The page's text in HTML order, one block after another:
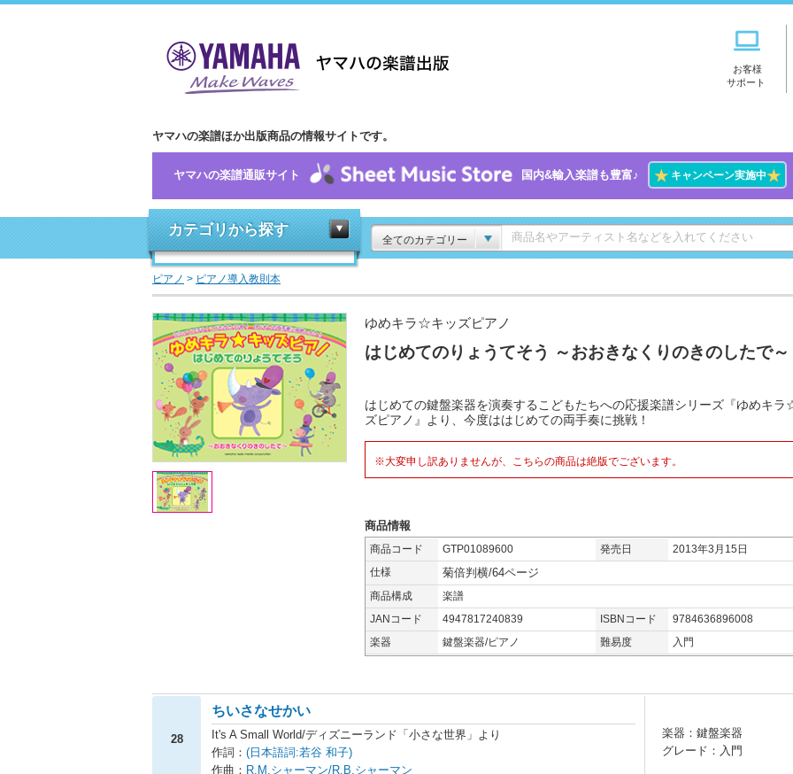
お客様
サポート
ヤマハの楽譜ほか出版商品の情報サイトです。
ヤマハの楽譜通販サイト 国内&輸入楽譜も豊富♪ ★キャンペーン実施中★
カテゴリから探す
全てのカテゴリー
ピアノ > ピアノ導入教則本
ゆめキラ☆キッズピアノ
はじめてのりょうてそう ～おおきなくりのきのしたで～
はじめての鍵盤楽器を演奏するこどもたちへの応援楽譜シリーズ『ゆめキ
ズピアノ』より、今度ははじめての両手奏に挑戦！
※大変申し訳ありませんが、こちらの商品は絶版でございます。
商品情報
商品コード GTP01089600 発売日
2013年3月15日
仕様
菊倍判横/64ページ
商品構成
楽譜
JANコード
4947817240839 ISBNコード
9784636896008
楽器
鍵盤楽器/ピアノ 難易度 入門
28
ちいさなせかい
It's A Small World/ディズニーランド「小さな世界」より
作詞： (日本語詞:若谷 和子)
作曲： R.M.シャーマン/R.B.シャーマン
楽器：鍵盤楽器
グレード：入門